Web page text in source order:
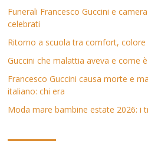
Funerali Francesco Guccini e
celebrati
Ritorno a scuola tra comfort, colore
Guccini che malattia aveva e come
Francesco Guccini causa morte e
italiano: chi era
Moda mare bambine estate 2026: i